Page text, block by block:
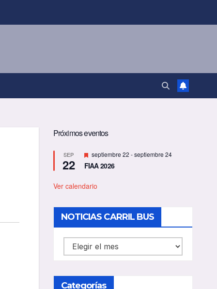
Próximos eventos
SEP
22
D
e
s
a
d
o
septiembre 22 -septiembre 24
FIAA 2026
Ver calendario
NOTICIAS CARRIL BUS
NOTICIAS
CARRIL
Categorías